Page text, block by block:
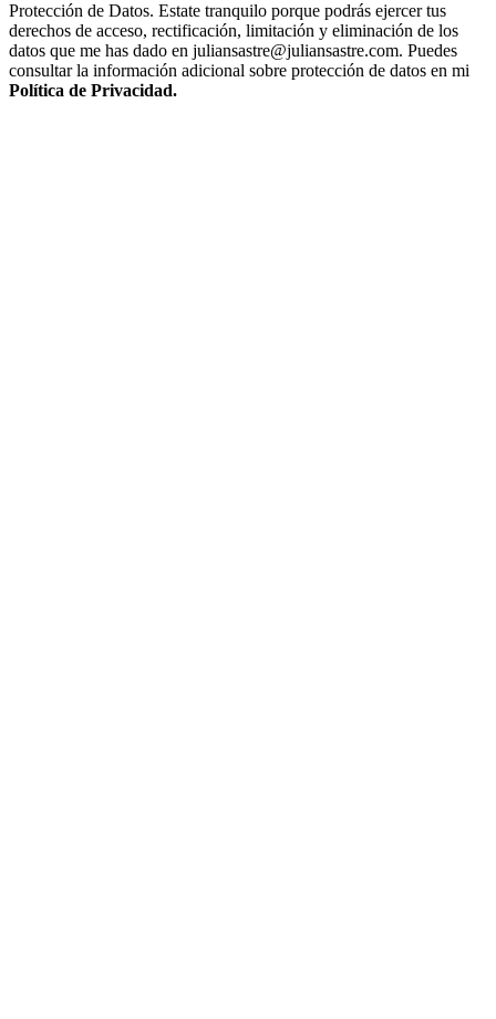
Protección de Datos. Estate tranquilo porque podrás ejercer tus
derechos de acceso, rectificación, limitación y eliminación de los
datos que me has dado en juliansastre@juliansastre.com. Puedes
consultar la información adicional sobre protección de datos en mi
Política de Privacidad.